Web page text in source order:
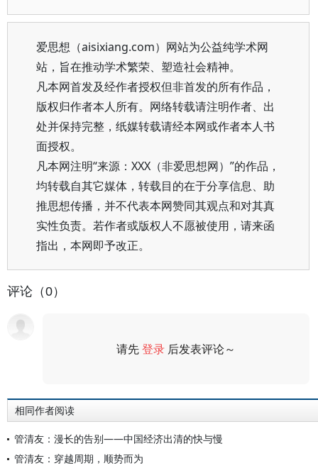
爱思想（aisixiang.com）网站为公益纯学术网
站，旨在推动学术繁荣、塑造社会精神。
凡本网首发及经作者授权但非首发的所有作品，
版权归作者本人所有。网络转载请注明作者、出
处并保持完整，纸媒转载请经本网或作者本人书
面授权。
凡本网注明“来源：XXX（非爱思想网）”的作品，
均转载自其它媒体，转载目的在于分享信息、助
推思想传播，并不代表本网赞同其观点和对其真
实性负责。若作者或版权人不愿被使用，请来函
指出，本网即予改正。
评论（0）
请先登录 后发表评论～
相同作者阅读
管清友：漫长的告别——中国经济出清的快与慢
管清友：穿越周期，顺势而为